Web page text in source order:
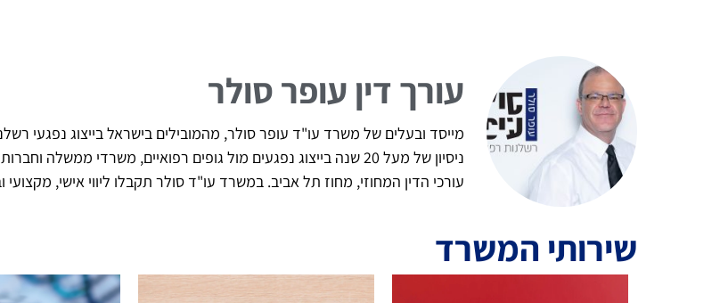
עורך דין עופר סולר
מייסד ובעלים של משרד עו"ד עופר סולר, מהמובילים בישראל בייצוג נפגעי
ניסיון של מעל 20 שנה בייצוג נפגעים מול גופים רפואיים, משרדי
עורכי הדין המחוזי, מחוז תל אביב. במשרד עו"ד סולר תקבלו ליווי אישי,
שירותי המשרד